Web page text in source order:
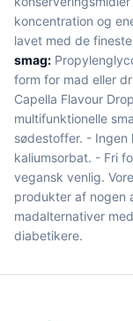
koncentration og
lavet med de
smag:
form for mad eller
Capella Flavour
multifunktionelle
sødestoffer. - Ingen
kaliumsorbat. - Fri
vegansk venlig.
produkter af nogen
madalternativer
diabetikere.